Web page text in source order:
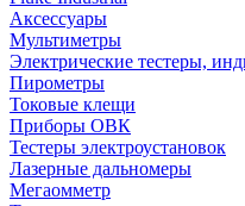
Аксессуары
Мультиметры
Электрические тестеры,
Пирометры
Токовые клещи
Приборы ОВК
Тестеры электроустановок
Лазерные дальномеры
Мегаомметр